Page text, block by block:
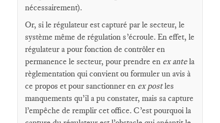
nécessairement).
Or, si le régulateur est capturé par le secteur, le
système même de régulation s’écroule. En effet, le
régulateur a pour fonction de contrôler en
permanence le secteur, pour prendre en ex antela
règlementation qui convient ou formuler un avis à
ce propos et pour sanctionner en ex postles
manquements qu’il a pu constater, mais sa capture
l’empêche de remplir cet office. C’est pourquoi la